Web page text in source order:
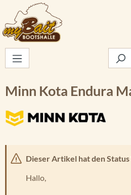
Zum Hauptinhalt springen
Minn Kota Endura
Dieser Artikel hat den
Hallo,